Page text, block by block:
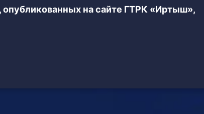
опубликованных на сайте ГТРК «Иртыш»,